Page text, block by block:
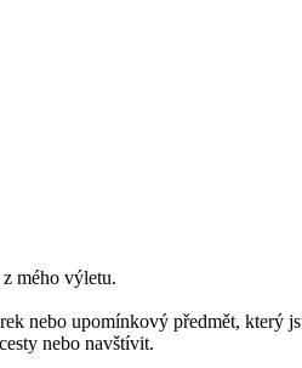
mého výletu.
nebo upomínkový předmět, který
nebo navštívit.